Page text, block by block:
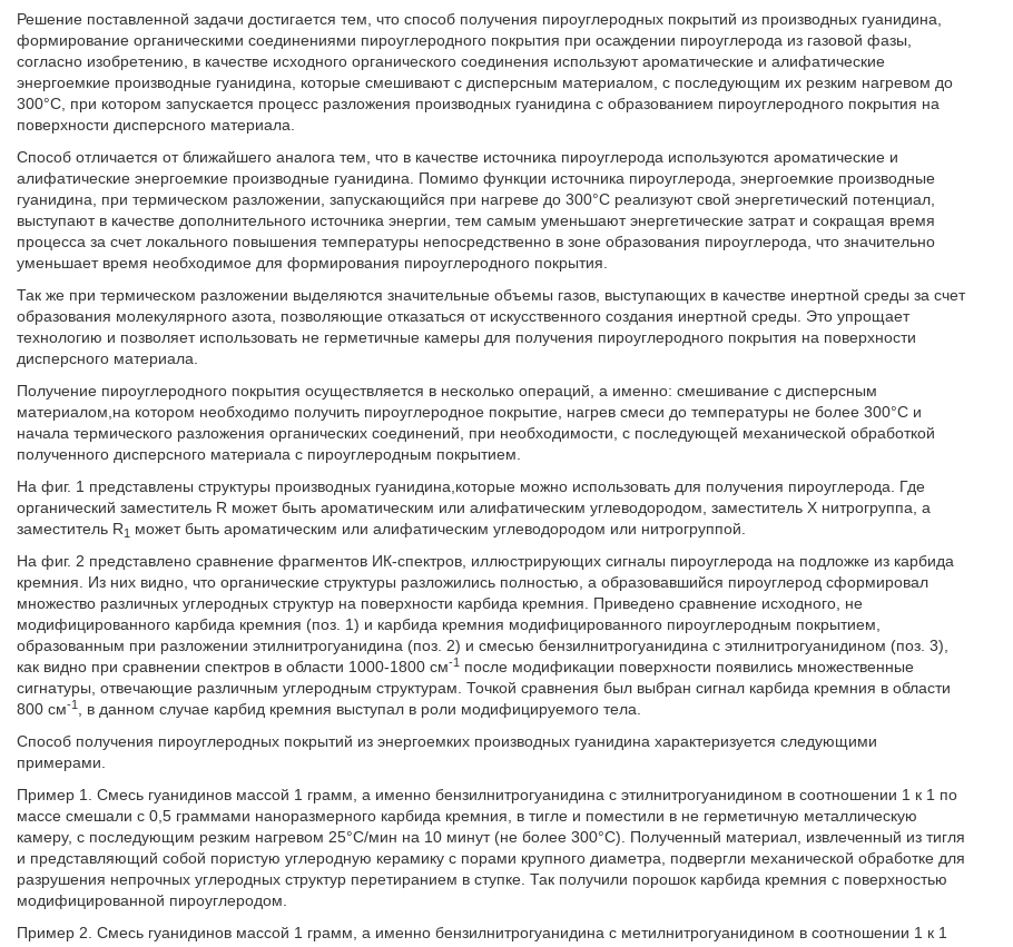
Решение поставленной задачи достигается тем, что способ получения пироуглеродных покрытий из производных гуанидина,
формирование органическими соединениями пироуглеродного покрытия при осаждении пироуглерода из газовой фазы,
согласно изобретению, в качестве исходного органического соединения используют ароматические и алифатические
энергоемкие производные гуанидина, которые смешивают с дисперсным материалом, с последующим их резким нагревом до
300°С, при котором запускается процесс разложения производных гуанидина с образованием пироуглеродного покрытия на
поверхности дисперсного материала.
Способ отличается от ближайшего аналога тем, что в качестве источника пироуглерода используются ароматические и
алифатические энергоемкие производные гуанидина. Помимо функции источника пироуглерода, энергоемкие производные
гуанидина, при термическом разложении, запускающийся при нагреве до 300°С реализуют свой энергетический потенциал,
выступают в качестве дополнительного источника энергии, тем самым уменьшают энергетические затрат и сокращая время
процесса за счет локального повышения температуры непосредственно в зоне образования пироуглерода, что значительно
уменьшает время необходимое для формирования пироуглеродного покрытия.
Так же при термическом разложении выделяются значительные объемы газов, выступающих в качестве инертной среды за счет
образования молекулярного азота, позволяющие отказаться от искусственного создания инертной среды. Это упрощает
технологию и позволяет использовать не герметичные камеры для получения пироуглеродного покрытия на поверхности
дисперсного материала.
Получение пироуглеродного покрытия осуществляется в несколько операций, а именно: смешивание с дисперсным
материалом,на котором необходимо получить пироуглеродное покрытие, нагрев смеси до температуры не более 300°С и
начала термического разложения органических соединений, при необходимости, с последующей механической обработкой
полученного дисперсного материала с пироуглеродным покрытием.
На фиг. 1 представлены структуры производных гуанидина,которые можно использовать для получения пироуглерода. Где
органический заместитель R может быть ароматическим или алифатическим углеводородом, заместитель X нитрогруппа, а
заместитель R1 может быть ароматическим или алифатическим углеводородом или нитрогруппой.
На фиг. 2 представлено сравнение фрагментов ИК-спектров, иллюстрирующих сигналы пироуглерода на подложке из карбида
кремния. Из них видно, что органические структуры разложились полностью, а образовавшийся пироуглерод сформировал
множество различных углеродных структур на поверхности карбида кремния. Приведено сравнение исходного, не
модифицированного карбида кремния (поз. 1) и карбида кремния модифицированного пироуглеродным покрытием,
образованным при разложении этилнитрогуанидина (поз. 2) и смесью бензилнитрогуанидина с этилнитрогуанидином (поз. 3),
как видно при сравнении спектров в области 1000-1800 см-1 после модификации поверхности появились множественные
сигнатуры, отвечающие различным углеродным структурам. Точкой сравнения был выбран сигнал карбида кремния в области
800 см-1
, в данном случае карбид кремния выступал в роли модифицируемого тела.
Способ получения пироуглеродных покрытий из энергоемких производных гуанидина характеризуется следующими
примерами.
Пример 1. Смесь гуанидинов массой 1 грамм, а именно бензилнитрогуанидина с этилнитрогуанидином в соотношении 1 к 1 по
массе смешали с 0,5 граммами наноразмерного карбида кремния, в тигле и поместили в не герметичную металлическую
камеру, с последующим резким нагревом 25°С/мин на 10 минут (не более 300°С). Полученный материал, извлеченный из тигля
и представляющий собой пористую углеродную керамику с порами крупного диаметра, подвергли механической обработке для
разрушения непрочных углеродных структур перетиранием в ступке. Так получили порошок карбида кремния с поверхностью
модифицированной пироуглеродом.
Пример 2. Смесь гуанидинов массой 1 грамм, а именно бензилнитрогуанидина с метилнитрогуанидином в соотношении 1 к 1